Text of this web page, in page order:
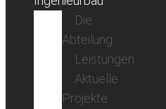
Die
Abteilung
Leistungen
Aktuelle
Projekte